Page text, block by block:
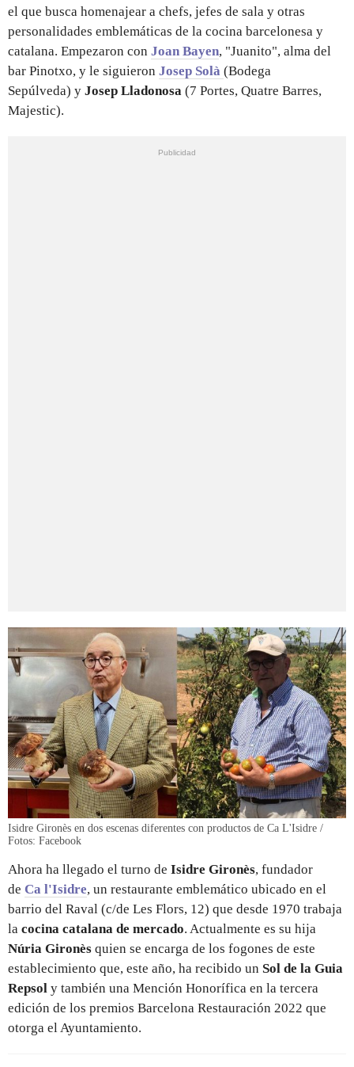
el que busca homenajear a chefs, jefes de sala y otras
personalidades emblemáticas de la cocina barcelonesa y
catalana. Empezaron con Joan Bayen, "Juanito", alma del
bar Pinotxo, y le siguieron Josep Solà (Bodega
Sepúlveda) y Josep Lladonosa (7 Portes, Quatre Barres,
Majestic).
Isidre Gironès en dos escenas diferentes con productos de Ca L'Isidre /
Fotos: Facebook
Ahora ha llegado el turno de Isidre Gironès, fundador
de Ca l'Isidre, un restaurante emblemático ubicado en el
barrio del Raval (c/de Les Flors, 12) que desde 1970 trabaja
la cocina catalana de mercado. Actualmente es su hija
Núria Gironès quien se encarga de los fogones de este
establecimiento que, este año, ha recibido un Sol de la Guia
Repsol y también una Mención Honorífica en la tercera
edición de los premios Barcelona Restauración 2022 que
otorga el Ayuntamiento.